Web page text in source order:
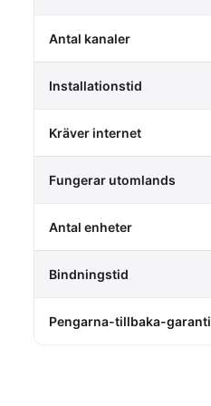
Antal kanaler
Installationstid
Kräver internet
Fungerar utomlands
Antal enheter
Bindningstid
Pengarna-tillbaka-garanti